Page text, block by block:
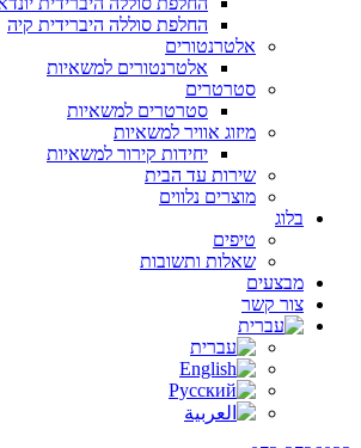
החלפת סוללה היברידית קיה
אלטרנטורים
אלטרנטורים למשאיות
סטרטרים
סטרטרים למשאיות
מיזוג אוויר למשאיות
יחידות קירור למשאיות
שירות עד הבית
מוצרים נלווים
בלוג
טיפים
שאלות ותשובות
מבצעים
צור קשר